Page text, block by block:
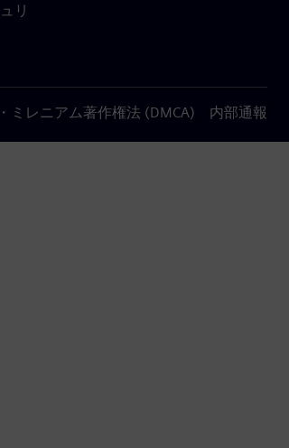
リ
ミレニアム著作権法 (DMCA) 内部通報